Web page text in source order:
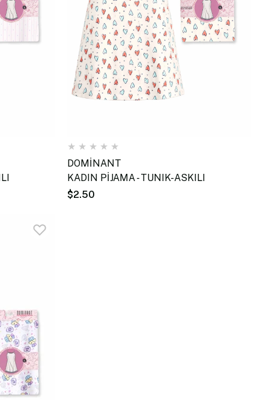
★ ★ ★ ★ ★
DOMİNANT
KADIN PİJAMA - TUNIK-ASKILI
$2.50